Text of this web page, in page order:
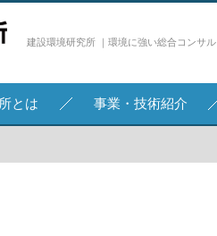
建設環境研究所 ｜環境に強い総合コンサル
とは 事業・技術紹介